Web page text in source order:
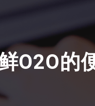
O2O的